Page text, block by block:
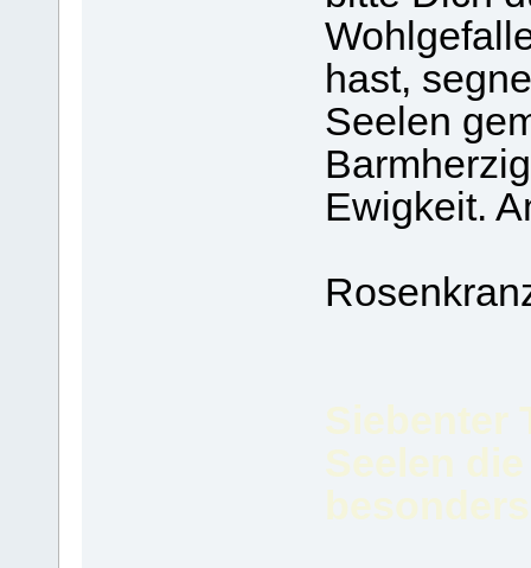
hast,
Seelen
Ewigkeit.
Siebenter
Seelen